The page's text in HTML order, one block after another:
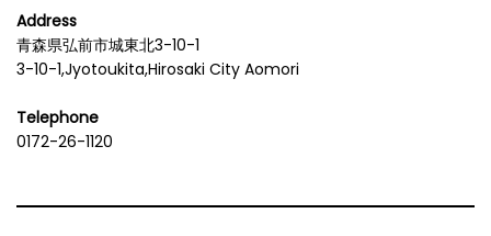
Address
青森県弘前市城東北3-10-1
3-10-1,Jyotoukita,Hirosaki City Aomori
Telephone
0172-26-1120